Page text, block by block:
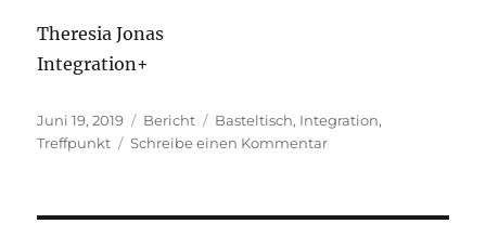
Theresia Jonas
Integration+
Veröffentlicht
am
Juni 19, 2019 Kategorien
Bericht Schlagwörter
Basteltisch, Integration,
Treffpunkt
Schreibe einen Kommentarzu